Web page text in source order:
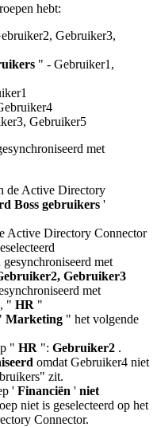
hebt:
, Gebruiker3,
" - Gebruiker1 ,
, Gebruiker5
met
de Active Directory
Boss gebruikers '
Active Directory Connector
gesynchroniseerd met
, Gebruiker3
met
, " HR "
Marketing " het volgende
" HR ": Gebruiker2 .
omdat Gebruiker4 niet
" zit.
' Financiën ' niet
niet is geselecteerd op het
Connector.